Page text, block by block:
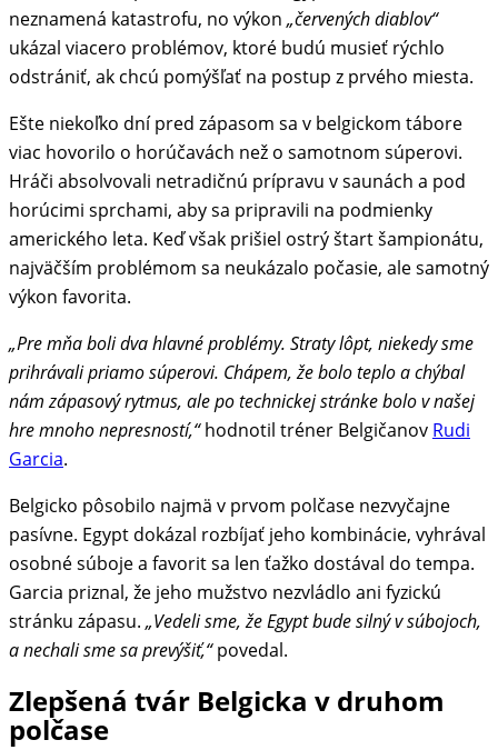
neznamená katastrofu, no výkon „červených diablov“
ukázal viacero problémov, ktoré budú musieť rýchlo
odstrániť, ak chcú pomýšľať na postup z prvého miesta.
Ešte niekoľko dní pred zápasom sa v belgickom tábore
viac hovorilo o horúčavách než o samotnom súperovi.
Hráči absolvovali netradičnú prípravu v saunách a pod
horúcimi sprchami, aby sa pripravili na podmienky
amerického leta. Keď však prišiel ostrý štart šampionátu,
najväčším problémom sa neukázalo počasie, ale samotný
výkon favorita.
„Pre mňa boli dva hlavné problémy. Straty lôpt, niekedy sme
prihrávali priamo súperovi. Chápem, že bolo teplo a chýbal
nám zápasový rytmus, ale po technickej stránke bolo v našej
hre mnoho nepresností,“hodnotil tréner Belgičanov Rudi
Garcia.
Belgicko pôsobilo najmä v prvom polčase nezvyčajne
pasívne. Egypt dokázal rozbíjať jeho kombinácie, vyhrával
osobné súboje a favorit sa len ťažko dostával do tempa.
Garcia priznal, že jeho mužstvo nezvládlo ani fyzickú
stránku zápasu. „Vedeli sme, že Egypt bude silný v súbojoch,
a nechali sme sa prevýšiť,“povedal.
Zlepšená tvár Belgicka v druhom
polčase